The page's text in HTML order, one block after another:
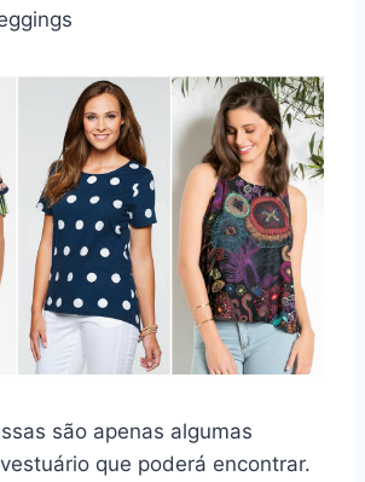
são apenas algumas
que poderá encontrar.